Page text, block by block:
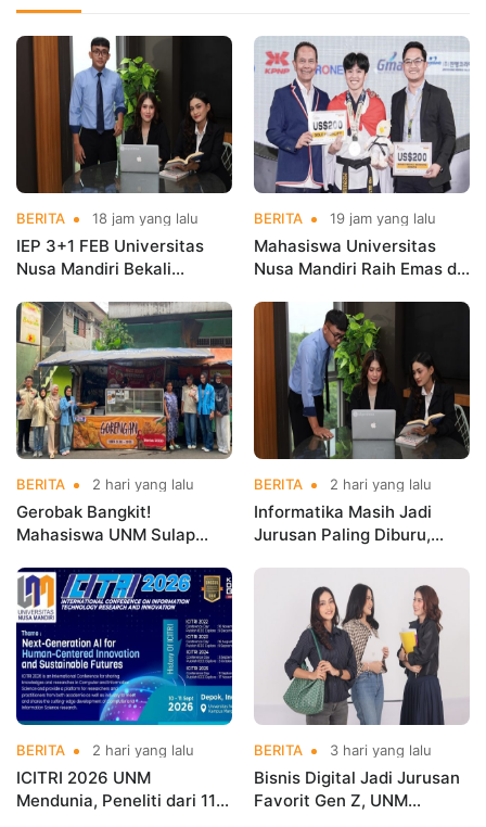
BERITA 18 jam yang lalu
IEP 3+1 FEB Universitas
Nusa Mandiri Bekali
Kerja Sebelum Lulus
BERITA 19 jam yang lalu
Mahasiswa Universitas
Nusa Mandiri Raih Emas di
Indonesia Open
Championships 2026
BERITA 2 hari yang lalu
Gerobak Bangkit!
Mahasiswa UNM Sulap
Menarik dan Laris
BERITA 2 hari yang lalu
Informatika Masih Jadi
Jurusan Paling Diburu,
hingga Cyber Security
BERITA 2 hari yang lalu
ICITRI 2026 UNM
Mendunia, Peneliti dari 11
BERITA 3 hari yang lalu
Bisnis Digital Jadi Jurusan
Favorit Gen Z, UNM